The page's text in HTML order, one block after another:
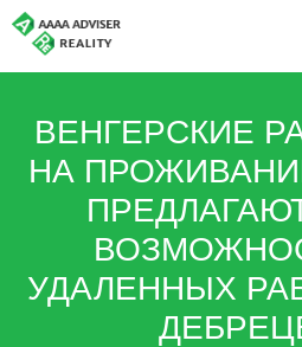
ВЕНГЕРСКИЕ
НА
УДАЛЕННЫХ